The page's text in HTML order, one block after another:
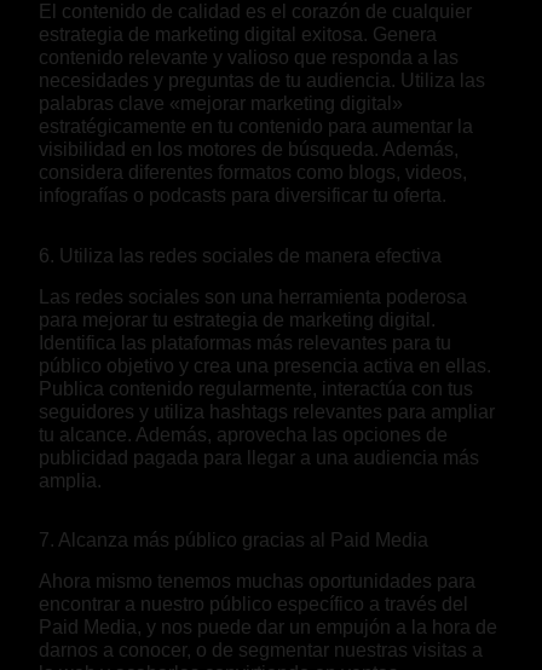
El contenido de calidad es el corazón de cualquier
estrategia de marketing digital exitosa. Genera
contenido relevante y valioso que responda a las
necesidades y preguntas de tu audiencia. Utiliza las
palabras clave «mejorar marketing digital»
estratégicamente en tu contenido para aumentar la
visibilidad en los motores de búsqueda. Además,
considera diferentes formatos como blogs, videos,
infografías o podcasts para diversificar tu oferta.
6. Utiliza las redes sociales de manera efectiva
Las redes sociales son una herramienta poderosa
para mejorar tu estrategia de marketing digital.
Identifica las plataformas más relevantes para tu
público objetivo y crea una presencia activa en ellas.
Publica contenido regularmente, interactúa con tus
seguidores y utiliza hashtags relevantes para ampliar
tu alcance. Además, aprovecha las opciones de
publicidad pagada para llegar a una audiencia más
amplia.
7. Alcanza más público gracias al Paid Media
Ahora mismo tenemos muchas oportunidades para
encontrar a nuestro público específico a través del
Paid Media, y nos puede dar un empujón a la hora de
darnos a conocer, o de segmentar nuestras visitas a